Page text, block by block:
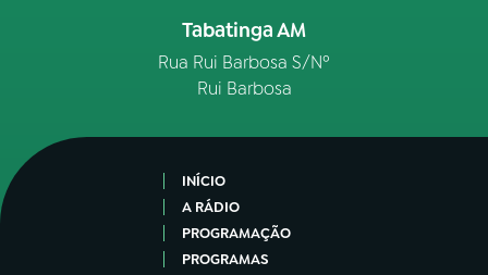
Tabatinga AM
Rua Rui Barbosa S/Nº
Rui Barbosa
INÍCIO
A RÁDIO
PROGRAMAÇÃO
PROGRAMAS